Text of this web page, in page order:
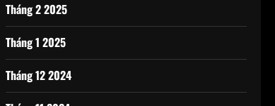
Tháng 2 2025
Tháng 1 2025
Tháng 12 2024